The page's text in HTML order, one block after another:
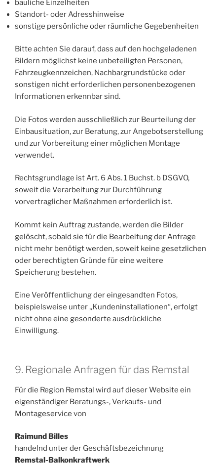
bauliche Einzelheiten
Standort- oder Adresshinweise
sonstige persönliche oder räumliche Gegebenheiten
Bitte achten Sie darauf, dass auf den hochgeladenen
Bildern möglichst keine unbeteiligten Personen,
Fahrzeugkennzeichen, Nachbargrundstücke oder
sonstigen nicht erforderlichen personenbezogenen
Informationen erkennbar sind.
Die Fotos werden ausschließlich zur Beurteilung der
Einbausituation, zur Beratung, zur Angebotserstellung
und zur Vorbereitung einer möglichen Montage
verwendet.
Rechtsgrundlage ist Art. 6 Abs. 1 Buchst. b DSGVO,
soweit die Verarbeitung zur Durchführung
vorvertraglicher Maßnahmen erforderlich ist.
Kommt kein Auftrag zustande, werden die Bilder
gelöscht, sobald sie für die Bearbeitung der Anfrage
nicht mehr benötigt werden, soweit keine gesetzlichen
oder berechtigten Gründe für eine weitere
Speicherung bestehen.
Eine Veröffentlichung der eingesandten Fotos,
beispielsweise unter „Kundeninstallationen“, erfolgt
nicht ohne eine gesonderte ausdrückliche
Einwilligung.
9. Regionale Anfragen für das Remstal
Für die Region Remstal wird auf dieser Website ein
eigenständiger Beratungs-, Verkaufs- und
Montageservice von
Raimund Billes
handelnd unter der Geschäftsbezeichnung
Remstal-Balkonkraftwerk